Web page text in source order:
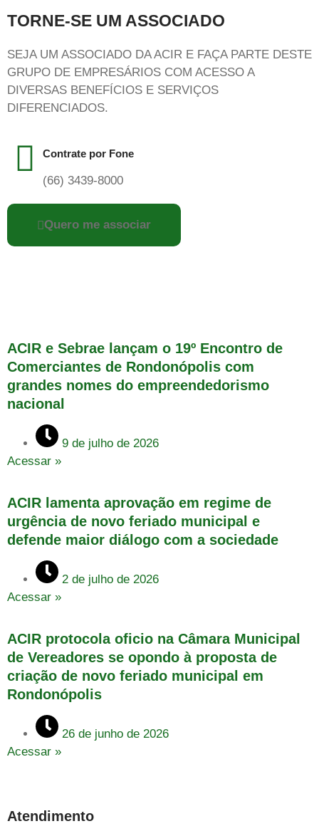
TORNE-SE UM ASSOCIADO
SEJA UM ASSOCIADO DA ACIR E FAÇA PARTE DESTE
GRUPO DE EMPRESÁRIOS COM ACESSO A
DIVERSAS BENEFÍCIOS E SERVIÇOS
DIFERENCIADOS.
Contrate por Fone
(66) 3439-8000
Quero me associar
ACIR e Sebrae lançam o 19º Encontro de
Comerciantes de Rondonópolis com
grandes nomes do empreendedorismo
nacional
9 de julho de 2026
Acessar »
ACIR lamenta aprovação em regime de
urgência de novo feriado municipal e
defende maior diálogo com a sociedade
2 de julho de 2026
Acessar »
ACIR protocola oficio na Câmara Municipal
de Vereadores se opondo à proposta de
criação de novo feriado municipal em
Rondonópolis
26 de junho de 2026
Acessar »
Atendimento